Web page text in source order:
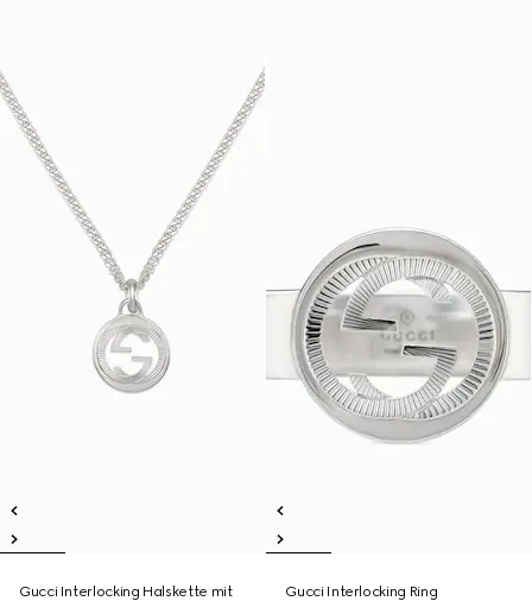
Gucci Interlocking Halskette mit
Gucci Interlocking Ring